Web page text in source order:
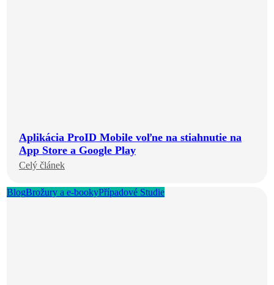
Aplikácia ProID Mobile voľne na stiahnutie na
App Store a Google Play
Celý článek
BlogBrožury a e-bookyPřípadové Studie